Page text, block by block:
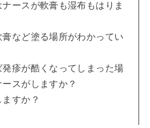
ースが軟膏も湿布もはりま
など塗る場所がわかってい
疹が酷くなってしまった場
スがしますか？
すか？